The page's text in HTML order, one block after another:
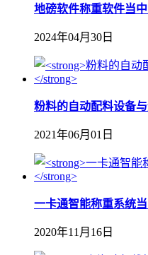
地磅软件称重软件当
2024年04月30日
粉料的自动配料设备
2021年06月01日
一卡通智能称重系统
2020年11月16日